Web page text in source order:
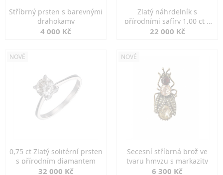
Stříbrný prsten s barevnými
drahokamy
4 000 Kč
Zlatý náhrdelník s
přírodními safíry 1,00 ct a
diamanty
22 000 Kč
NOVÉ
0,75 ct Zlatý solitérní prsten
s přírodním diamantem
32 000 Kč
NOVÉ
Secesní stříbrná brož ve
tvaru hmyzu s markazity
6 300 Kč